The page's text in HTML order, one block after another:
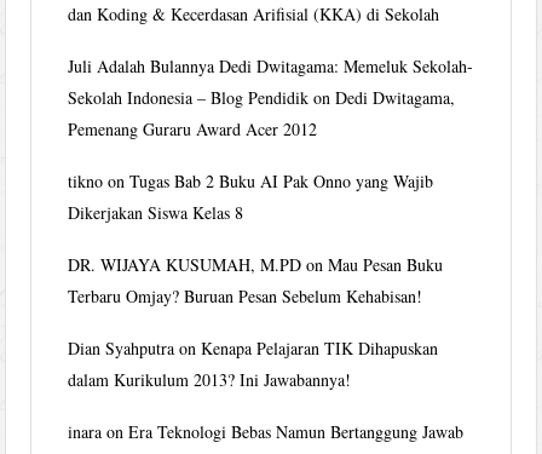
dan Koding & Kecerdasan Arifisial (KKA) di Sekolah
Juli Adalah Bulannya Dedi Dwitagama: Memeluk Sekolah-
Sekolah Indonesia – Blog Pendidik onDedi Dwitagama,
Pemenang Guraru Award Acer 2012
tikno onTugas Bab 2 Buku AI Pak Onno yang Wajib
Dikerjakan Siswa Kelas 8
DR. WIJAYA KUSUMAH, M.PD onMau Pesan Buku
Terbaru Omjay? Buruan Pesan Sebelum Kehabisan!
Dian Syahputra onKenapa Pelajaran TIK Dihapuskan
dalam Kurikulum 2013? Ini Jawabannya!
inara onEra Teknologi Bebas Namun Bertanggung Jawab